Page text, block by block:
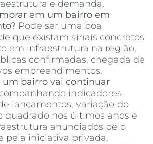
e demanda.
em um bairro em
Pode ser uma boa
que existam sinais concretos
em infraestrutura na região,
confirmadas, chegada de
empreendimentos.
um bairro vai continuar
indicadores
lançamentos, variação do
quadrado nos últimos anos e
anunciados pelo
pela iniciativa privada.